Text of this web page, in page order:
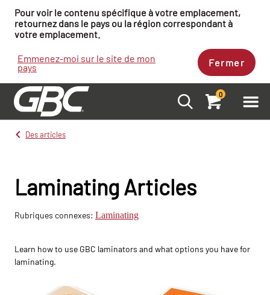
Pour voir le contenu spécifique à votre emplacement,
retournez dans le pays ou la région correspondant à
votre emplacement.
Emmenez-moi sur le site de mon
pays Fermer
0
Des articles
Laminating Articles
Rubriques connexes: Laminating
Learn how to use GBC laminators and what options you have for
laminating.